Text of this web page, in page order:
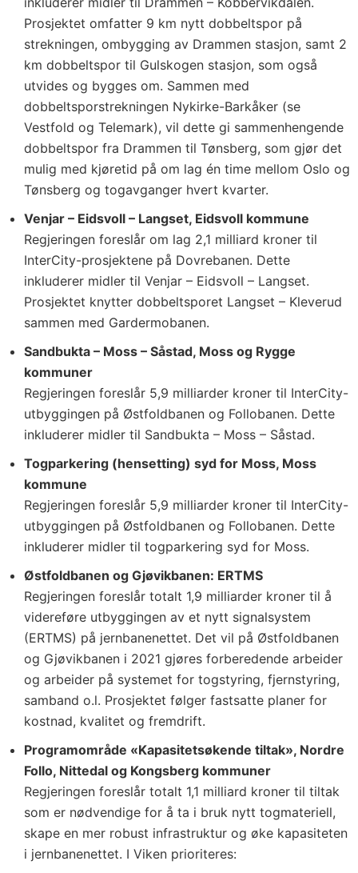
Prosjektet omfatter 9 km nytt dobbeltspor på
strekningen, ombygging av Drammen stasjon, samt 2
km dobbeltspor til Gulskogen stasjon, som også
utvides og bygges om. Sammen med
dobbeltsporstrekningen Nykirke-Barkåker (se
Vestfold og Telemark), vil dette gi sammenhengende
dobbeltspor fra Drammen til Tønsberg, som gjør det
mulig med kjøretid på om lag én time mellom Oslo og
Tønsberg og togavganger hvert kvarter.
Venjar – Eidsvoll – Langset, Eidsvoll kommune
Regjeringen foreslår om lag 2,1 milliard kroner til
InterCity-prosjektene på Dovrebanen. Dette
inkluderer midler til Venjar – Eidsvoll – Langset.
Prosjektet knytter dobbeltsporet Langset – Kleverud
sammen med Gardermobanen.
Sandbukta – Moss – Såstad, Moss og Rygge
kommuner
Regjeringen foreslår 5,9 milliarder kroner til InterCity-
utbyggingen på Østfoldbanen og Follobanen. Dette
inkluderer midler til Sandbukta – Moss – Såstad.
Togparkering (hensetting) syd for Moss, Moss
kommune
Regjeringen foreslår 5,9 milliarder kroner til InterCity-
utbyggingen på Østfoldbanen og Follobanen. Dette
inkluderer midler til togparkering syd for Moss.
Østfoldbanen og Gjøvikbanen: ERTMS
Regjeringen foreslår totalt 1,9 milliarder kroner til å
videreføre utbyggingen av et nytt signalsystem
(ERTMS) på jernbanenettet. Det vil på Østfoldbanen
og Gjøvikbanen i 2021 gjøres forberedende arbeider
og arbeider på systemet for togstyring, fjernstyring,
samband o.l. Prosjektet følger fastsatte planer for
kostnad, kvalitet og fremdrift.
Programområde «Kapasitetsøkende tiltak», Nordre
Follo, Nittedal og Kongsberg kommuner
Regjeringen foreslår totalt 1,1 milliard kroner til tiltak
som er nødvendige for å ta i bruk nytt togmateriell,
skape en mer robust infrastruktur og øke kapasiteten
i jernbanenettet. I Viken prioriteres: